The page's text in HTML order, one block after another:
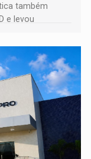
também
e levou